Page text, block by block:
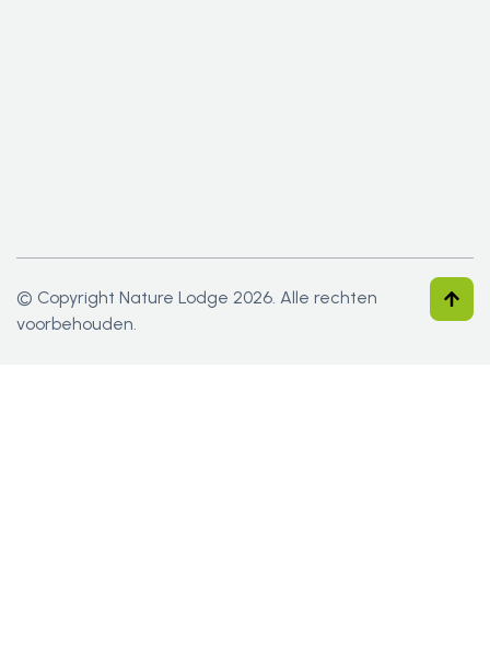
© Copyright Nature Lodge 2026. Alle rechten
voorbehouden.